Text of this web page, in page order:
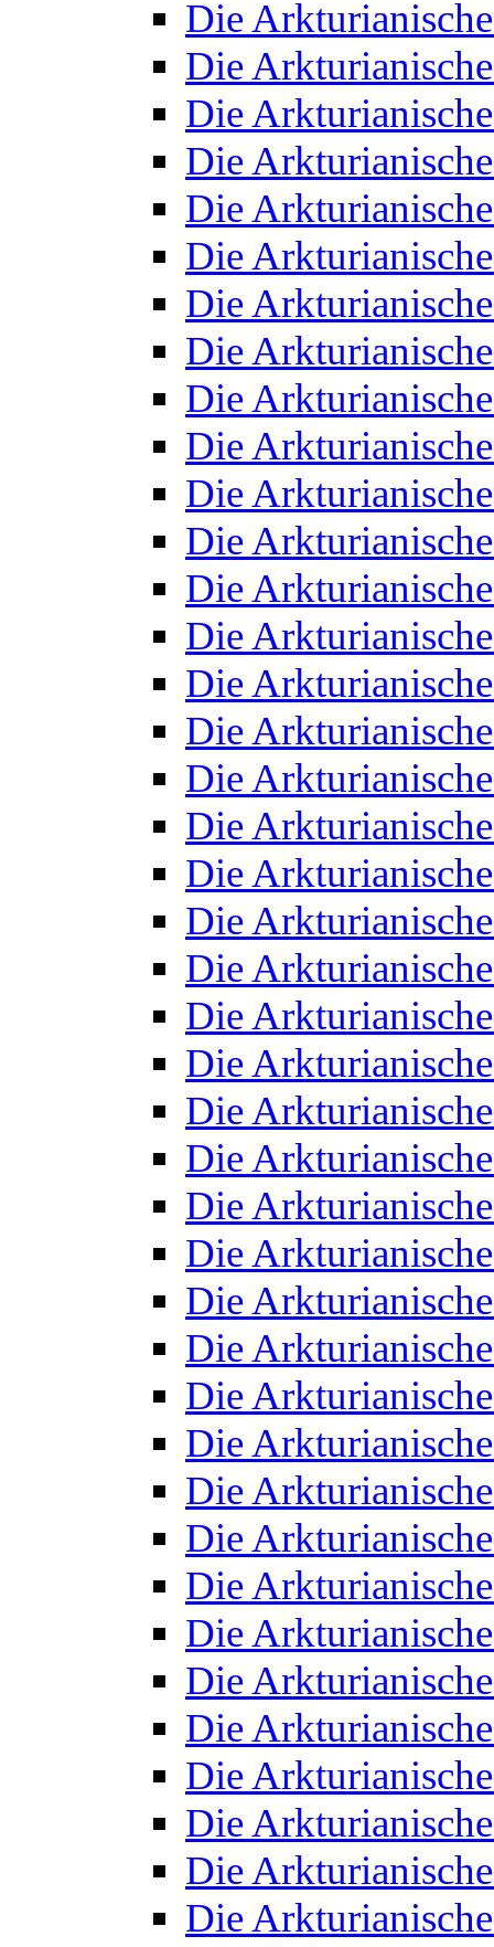
Die
Die
Die
Die
Die
Die
Die
Die
Die
Die
Die
Die
Die
Die
Die
Die
Die
Die
Die
Die
Die
Die
Die
Die
Die
Die
Die
Die
Die
Die
Die
Die
Die
Die
Die
Die
Die
Die
Die
Die
Die